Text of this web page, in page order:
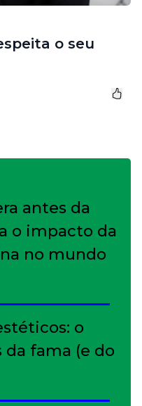
o seu
antes da
o impacto da
no mundo
o
da fama (e do